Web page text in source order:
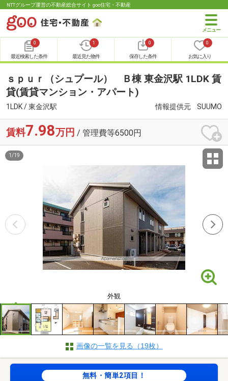
NTTグループ運営の不動産総合サイト goo住宅・不動産
0
最近検索した条件
1
最近見た物件
0
保存した条件
0
お気に入り
ｓｐｕｒ（シュプール） Ｂ棟 東金沢駅 1LDK 賃
貸(賃貸マンション・アパート)
1LDK / 東金沢駅 情報提供元 SUUMO
賃料7.98万円 / 管理費等6500円
外観
1 /19
画像の一覧を見る（19枚）
無料・簡単2項目！